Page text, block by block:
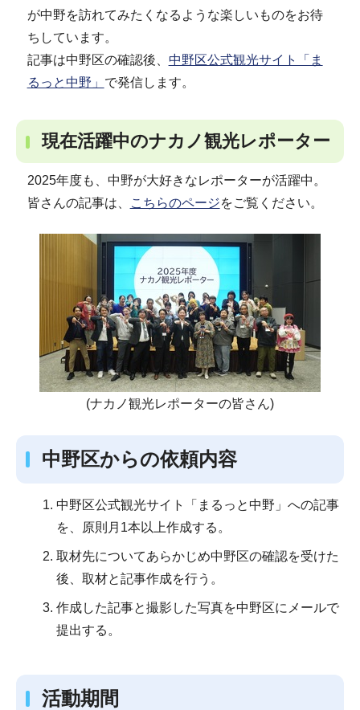
が中野を訪れてみたくなるような楽しいものをお待
ちしています。
記事は中野区の確認後、 中野区公式観光サイト「ま
るっと中野」 で発信します。
現在活躍中のナカノ観光レポーター
2025年度も、中野が大好きなレポーターが活躍中。
皆さんの記事は、
こちらのページをご覧ください。
(ナカノ観光レポーターの皆さん)
中野区からの依頼内容
中野区公式観光サイト「まるっと中野」への記事
を、原則月1本以上作成する。
取材先についてあらかじめ中野区の確認を受けた
後、取材と記事作成を行う。
作成した記事と撮影した写真を中野区にメールで
提出する。
活動期間